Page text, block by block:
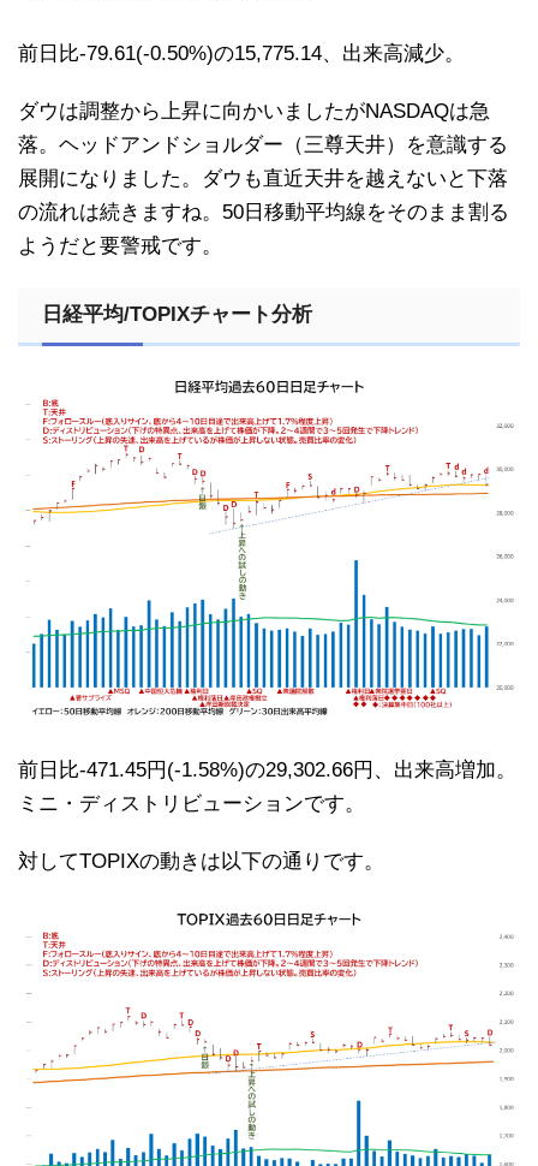
前日比-79.61(-0.50%)の15,775.14、出来高減少。
ダウは調整から上昇に向かいましたがNASDAQは急
落。ヘッドアンドショルダー（三尊天井）を意識する
展開になりました。ダウも直近天井を越えないと下落
の流れは続きますね。50日移動平均線をそのまま割る
ようだと要警戒です。
日経平均/TOPIXチャート分析
前日比-471.45円(-1.58%)の29,302.66円、出来高増加。
ミニ・ディストリビューションです。
対してTOPIXの動きは以下の通りです。